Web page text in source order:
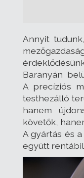
Annyit
Baranyán
A precíziós
testhezálló
hanem
követők,
A gyártás és
együtt